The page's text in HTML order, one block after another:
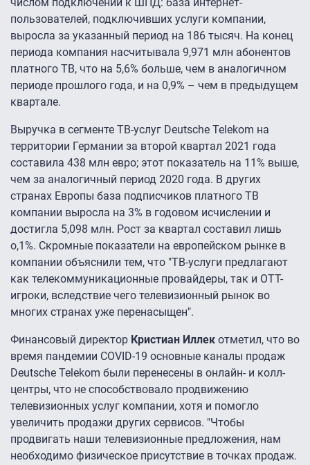
числом подключений к ШПД: база интернет-
пользователей, подключивших услуги компании,
выросла за указанный период на 186 тысяч. На конец
периода компания насчитывала 9,971 млн абонентов
платного ТВ, что на 5,6% больше, чем в аналогичном
периоде прошлого года, и на 0,9% – чем в предыдущем
квартале.
Выручка в сегменте ТВ-услуг Deutsche Telekom на
территории Германии за второй квартал 2021 года
составила 438 млн евро; этот показатель на 11% выше,
чем за аналогичный период 2020 года. В других
странах Европы база подписчиков платного ТВ
компании выросла на 3% в годовом исчислении и
достигла 5,098 млн. Рост за квартал составил лишь
о,1%. Скромные показатели на европейском рынке в
компании объяснили тем, что "ТВ-услуги предлагают
как телекоммуникационные провайдеры, так и OTT-
игроки, вследствие чего телевизионный рынок во
многих странах уже перенасыщен".
Финансовый директор Кристиан Иллек отметил, что во
время пандемии COVID-19 основные каналы продаж
Deutsche Telekom были перенесены в онлайн- и колл-
центры, что не способствовало продвижению
телевизионных услуг компании, хотя и помогло
увеличить продажи других сервисов. "Чтобы
продвигать наши телевизионные предложения, нам
необходимо физическое присутствие в точках продаж.